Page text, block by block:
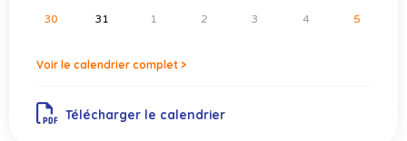
30 31 1 2 3 4 5
Voir le calendrier complet >
Télécharger le calendrier